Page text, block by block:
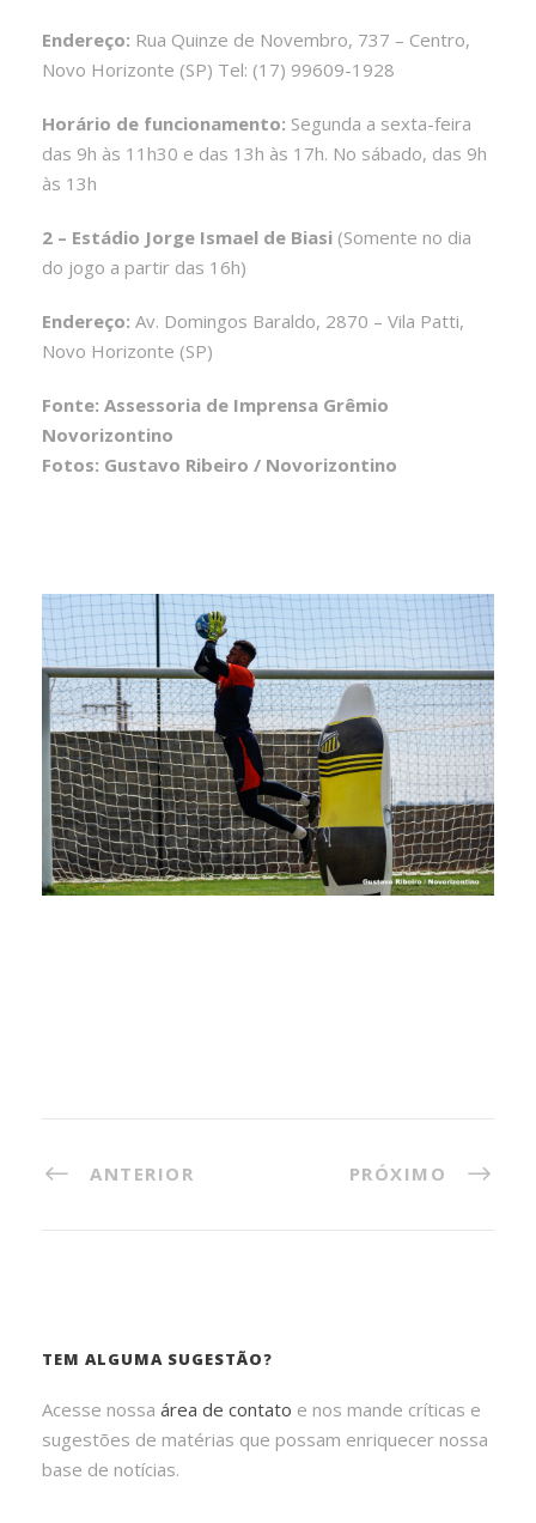
Endereço: Rua Quinze de Novembro, 737 – Centro,
Novo Horizonte (SP) Tel: (17) 99609-1928
Horário de funcionamento: Segunda a sexta-feira
das 9h às 11h30 e das 13h às 17h. No sábado, das 9h
às 13h
2 – Estádio Jorge Ismael de Biasi (Somente no dia
do jogo a partir das 16h)
Endereço: Av. Domingos Baraldo, 2870 – Vila Patti,
Novo Horizonte (SP)
Fonte: Assessoria de Imprensa Grêmio
Novorizontino
Fotos: Gustavo Ribeiro / Novorizontino
ANTERIOR PRÓXIMO
TEM ALGUMA SUGESTÃO?
Acesse nossa área de contato e nos mande críticas e
sugestões de matérias que possam enriquecer nossa
base de notícias.